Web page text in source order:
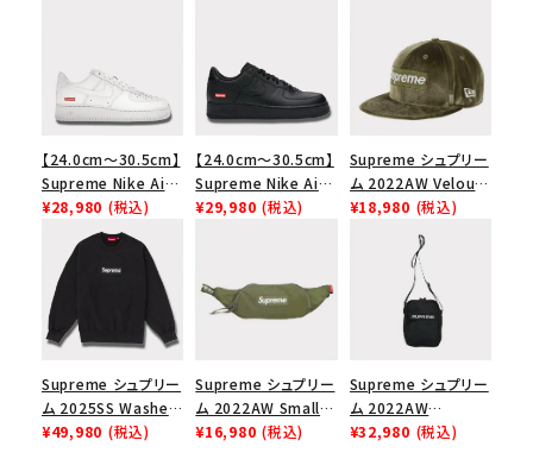
【24.0cm～30.5cm】
Supreme Nike Air
Force 1 Low シュプ
リーム ナイキエアフォ
ース１スニーカー シ
ューズ ホワイト
¥28,980 (税込)
【24.0cm～30.5cm】
Supreme Nike Air
Force 1 Low シュプ
¥29,980 (税込)
Supreme シュプリー
ム 2022AW Velour
Box Logo New Era
Cap ベロアボックス
ロゴニューエラキャッ
プ 帽子 オリーブ
¥18,980 (税込)
Supreme シュプリー
ム 2025SS Washed
Box Logo
¥49,980 (税込)
Supreme シュプリー
ム 2022AW Small
Waist Bag スモール
¥16,980 (税込)
Supreme シュプリー
ム 2022AW
Shoulder Bag ショ
¥32,980 (税込)